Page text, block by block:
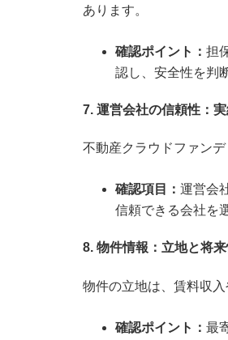
あります。
確認ポイント： 担
認し、安全性を判
7. 運営会社の信頼性：
不動産クラウドファン
確認項目： 運営会
信頼できる会社を
8. 物件情報：立地と将
物件の立地は、賃料収
確認ポイント： 最